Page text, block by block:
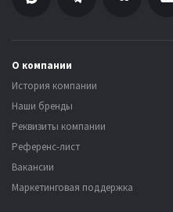
О компании
История компании
Наши бренды
Реквизиты компании
Референс-лист
Вакансии
Маркетинговая поддержка